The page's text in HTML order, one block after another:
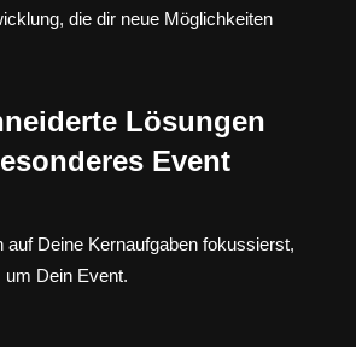
die dir neue Möglichkeiten
Lösungen
Event
auf Deine Kernaufgaben fokussierst,
Dein Event.